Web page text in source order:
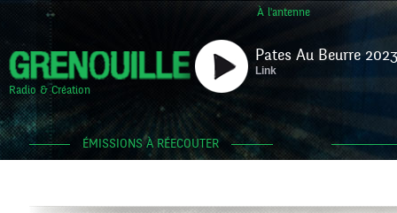
À l'antenne
Radio & Création
Pates Au Beurre
Link
ÉMISSIONS À RÉECOUTER